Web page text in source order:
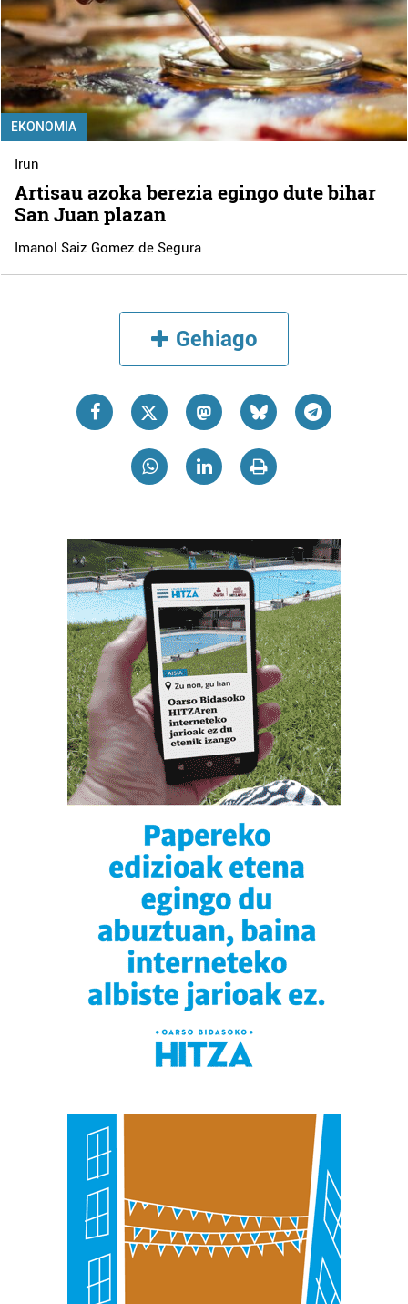
EKONOMIA
Irun
Artisau azoka berezia egingo dute bihar
San Juan plazan
Imanol Saiz Gomez de Segura
Gehiago